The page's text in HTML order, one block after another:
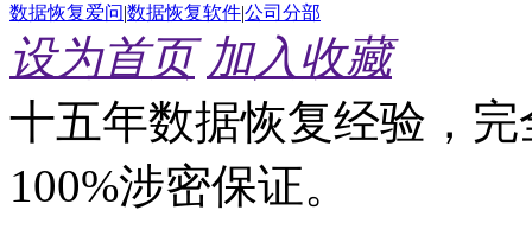
数据恢复爱问|数据恢复软件|公司分部
设为首页 加入收藏
十五年数据恢复经验，
100%涉密保证。